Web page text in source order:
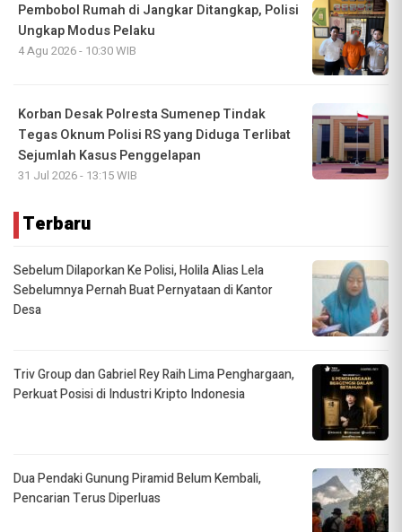
Pembobol Rumah di Jangkar Ditangkap, Polisi
Ungkap Modus Pelaku
4 Agu 2026 - 10:30 WIB
Korban Desak Polresta Sumenep Tindak
Tegas Oknum Polisi RS yang Diduga Terlibat
Sejumlah Kasus Penggelapan
31 Jul 2026 - 13:15 WIB
Terbaru
Sebelum Dilaporkan Ke Polisi, Holila Alias Lela
Sebelumnya Pernah Buat Pernyataan di Kantor
Desa
Triv Group dan Gabriel Rey Raih Lima Penghargaan,
Perkuat Posisi di Industri Kripto Indonesia
Dua Pendaki Gunung Piramid Belum Kembali,
Pencarian Terus Diperluas